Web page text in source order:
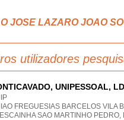
JOSE LAZARO JOAO
utilizadores
UNIPESSOAL,
FREGUESIAS BARCELOS VILA
SAO MARTINHO PEDRO,